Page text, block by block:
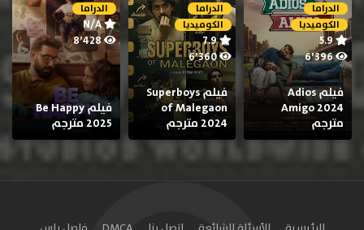
الدراما
الكوميديا
5.9
6٬396
فيلم Adios
Amigo 2024
مترجم
الدراما
الكوميديا
7.9
6٬360
فيلم Superboys
of Malegaon
2024 مترجم
الدراما
N/A
8٬428
فيلم Be Happy
2025 مترجم